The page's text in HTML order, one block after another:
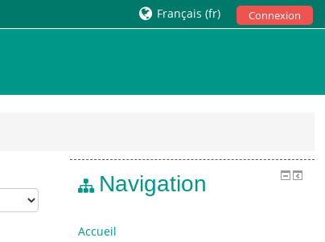
Connexion
Français ‎(fr)‎
Navigation
Accueil